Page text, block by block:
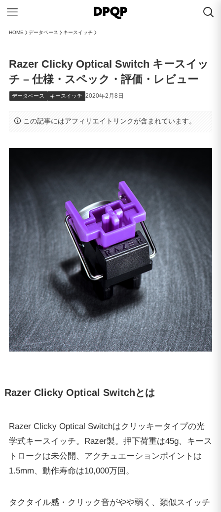
HOME データベース キースイッチ
Razer Clicky Optical Switch キースイッ
チ – 仕様・スペック・評価・レビュー
データベース キースイッチ 2020年2月8日
この記事にはアフィリエイトリンクが含まれています。
Razer Clicky Optical Switchとは
Razer Clicky Optical Switchはクリッキータイプの光
学式キースイッチ。Razer製。押下荷重は45g、キース
トロークは未公開、アクチュエーションポイントは
1.5mm、動作寿命は10,000万回。
タクタイル感・クリック音がやや弱く、類似スイッチ